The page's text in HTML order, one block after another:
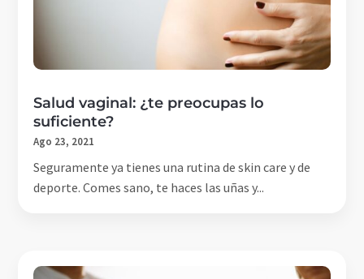
Salud vaginal: ¿te preocupas lo
suficiente?
Ago 23, 2021
Seguramente ya tienes una rutina de skin care y de
deporte. Comes sano, te haces las uñas y...